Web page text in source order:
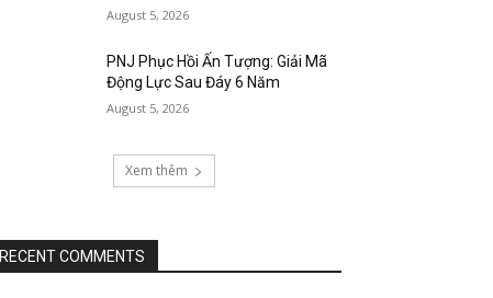
August 5, 2026
PNJ Phục Hồi Ấn Tượng: Giải Mã
Động Lực Sau Đáy 6 Năm
August 5, 2026
Xem thêm
RECENT COMMENTS